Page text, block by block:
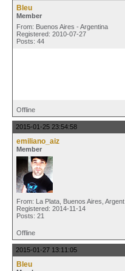
Bleu
Member
From: Buenos Aires - Argentina
Registered: 2010-07-27
Posts: 44
Offline
2015-01-25 23:54:58
emiliano_aiz
Member
From: La Plata, Buenos Aires, Argent
Registered: 2014-11-14
Posts: 21
Offline
2015-01-27 13:11:05
Bleu